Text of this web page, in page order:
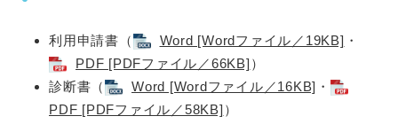
利用申請書（ Word [Wordファイル／19KB] ・
PDF [PDFファイル／66KB] ）
診断書（
Word [Wordファイル／16KB] ・
PDF [PDFファイル／58KB] ）